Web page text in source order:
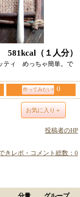
581kcal （１人分）
ティ めっちゃ簡単。で
作ってみたい! 0
お気に入り＋
投稿者のHP
きレポ・コメント総数：0